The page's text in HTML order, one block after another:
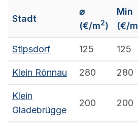
Stadt
⌀
(€/m2)
Min
(€/m
Stipsdorf 125 125
Klein Rönnau 280 280
Klein
Gladebrügge
200 200